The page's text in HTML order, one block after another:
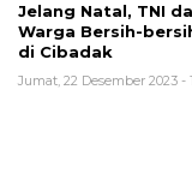
Jelang Natal, TNI
Warga Bersih-
di Cibadak
Jumat, 22 Desember 2023 -